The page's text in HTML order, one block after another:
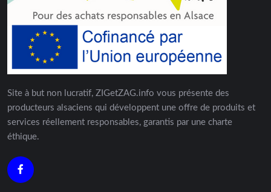
Site à but non lucratif, ZIGetZAG.info vous présente des
producteurs alsaciens qui développent une offre de produits et
services réellement responsables, garantis par une charte
éthique.